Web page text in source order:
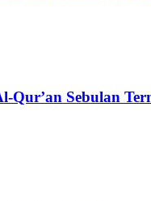
Qur’an Sebulan